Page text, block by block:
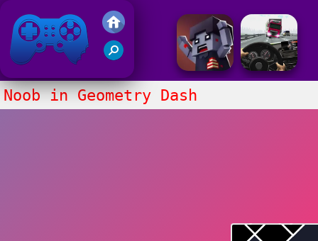
Juegos Friv 2020
Noob in Geometry Dash